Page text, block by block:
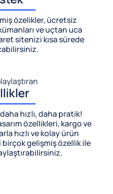
özelikler, ücretsiz
ve uçtan uca
sitenizi kısa sürede
hızlı, daha pratik!
özellikleri, kargo ve
hızlı ve kolay ürün
gelişmiş özellik ile